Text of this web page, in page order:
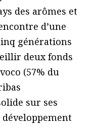
des arômes et
d’une
générations
deux fonds
(57% du
sur ses